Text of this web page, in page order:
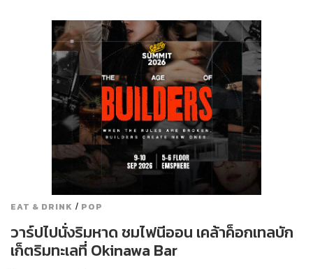
EAT & DRINK / POP
วาร์ปไปนั่งริมหาด ชมไฟนีออน เคล้าค็อกเทลบัก
เก็ตริมทะเลที่ Okinawa Bar